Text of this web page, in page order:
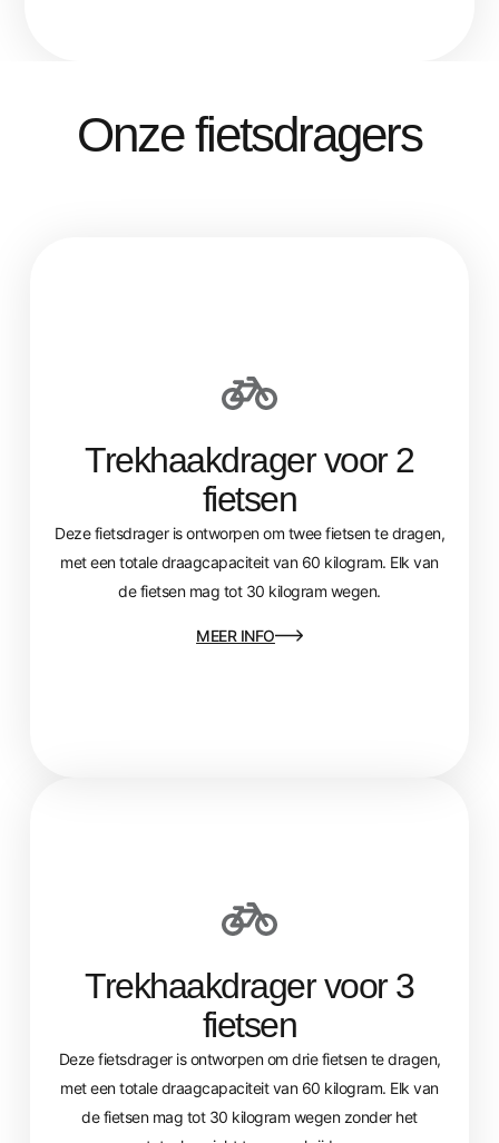
Onze fietsdragers
Trekhaakdrager voor 2
fietsen
Deze fietsdrager is ontworpen om twee fietsen te dragen,
met een totale draagcapaciteit van 60 kilogram. Elk van
de fietsen mag tot 30 kilogram wegen.
MEER INFO
Trekhaakdrager voor 3
fietsen
Deze fietsdrager is ontworpen om drie fietsen te dragen,
met een totale draagcapaciteit van 60 kilogram. Elk van
de fietsen mag tot 30 kilogram wegen zonder het